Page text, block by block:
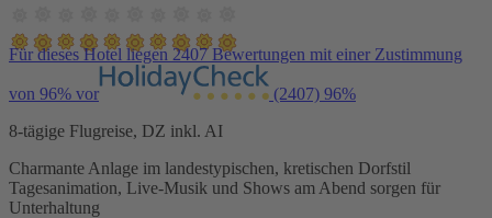
Für dieses Hotel liegen 2407 Bewertungen mit einer Zustimmung
von 96% vor (2407) 96%
8-tägige Flugreise, DZ inkl. AI
Charmante Anlage im landestypischen, kretischen Dorfstil
Tagesanimation, Live-Musik und Shows am Abend sorgen für
Unterhaltung